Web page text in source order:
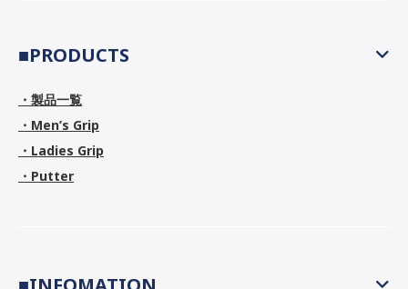
■PRODUCTS
・製品一覧
・Men’s Grip
・Ladies Grip
・Putter